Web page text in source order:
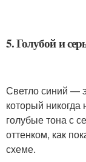
5. Голубой и
Светло синий —
который никогда
голубые тона с
оттенком, как
схеме.